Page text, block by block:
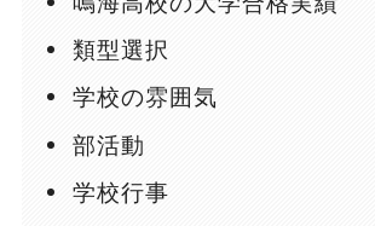
類型選択
学校の雰囲気
部活動
学校行事